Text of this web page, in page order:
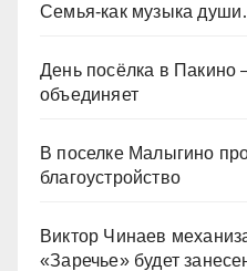
Семья-как музыка
День посёлка в Пакино
объединяет
В поселке Малыгино
благоустройство
Виктор Чинаев
«Заречье» будет